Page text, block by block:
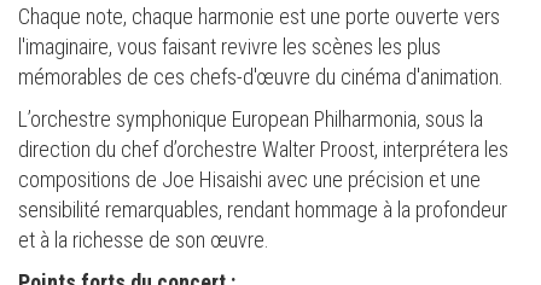
Chaque note, chaque harmonie est une porte ouverte vers
l'imaginaire, vous faisant revivre les scènes les plus
mémorables de ces chefs-d'œuvre du cinéma d'animation.
L’orchestre symphonique European Philharmonia, sous la
direction du chef d’orchestre Walter Proost, interprétera les
compositions de Joe Hisaishi avec une précision et une
sensibilité remarquables, rendant hommage à la profondeur
et à la richesse de son œuvre.